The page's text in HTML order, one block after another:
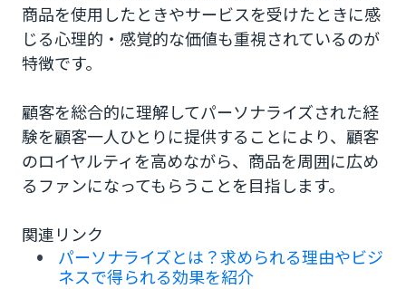
カスタマーエクスペリエンスを向上させる方法
顧客データを作成し、維持管理する
ペルソナ/カスタマージャーニーマップを作成す
る
定期的なPDCAを行う
商品を使用したときやサービスを受けたときに感
じる心理的・感覚的な価値も重視されているのが
特徴です。
顧客を総合的に理解してパーソナライズされた経
験を顧客一人ひとりに提供することにより、顧客
のロイヤルティを高めながら、商品を周囲に広め
るファンになってもらうことを目指します。
関連リンク
パーソナライズとは？求められる理由やビジ
ネスで得られる効果を紹介